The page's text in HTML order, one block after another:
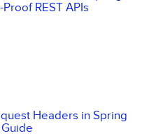
REST APIs
Headers in Spring